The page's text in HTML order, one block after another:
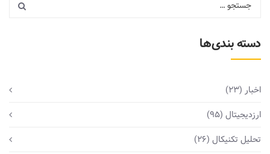
دسته بندی‌ها
اخبار (23)
ارزدیجیتال (95)
تحلیل تکنیکال (26)